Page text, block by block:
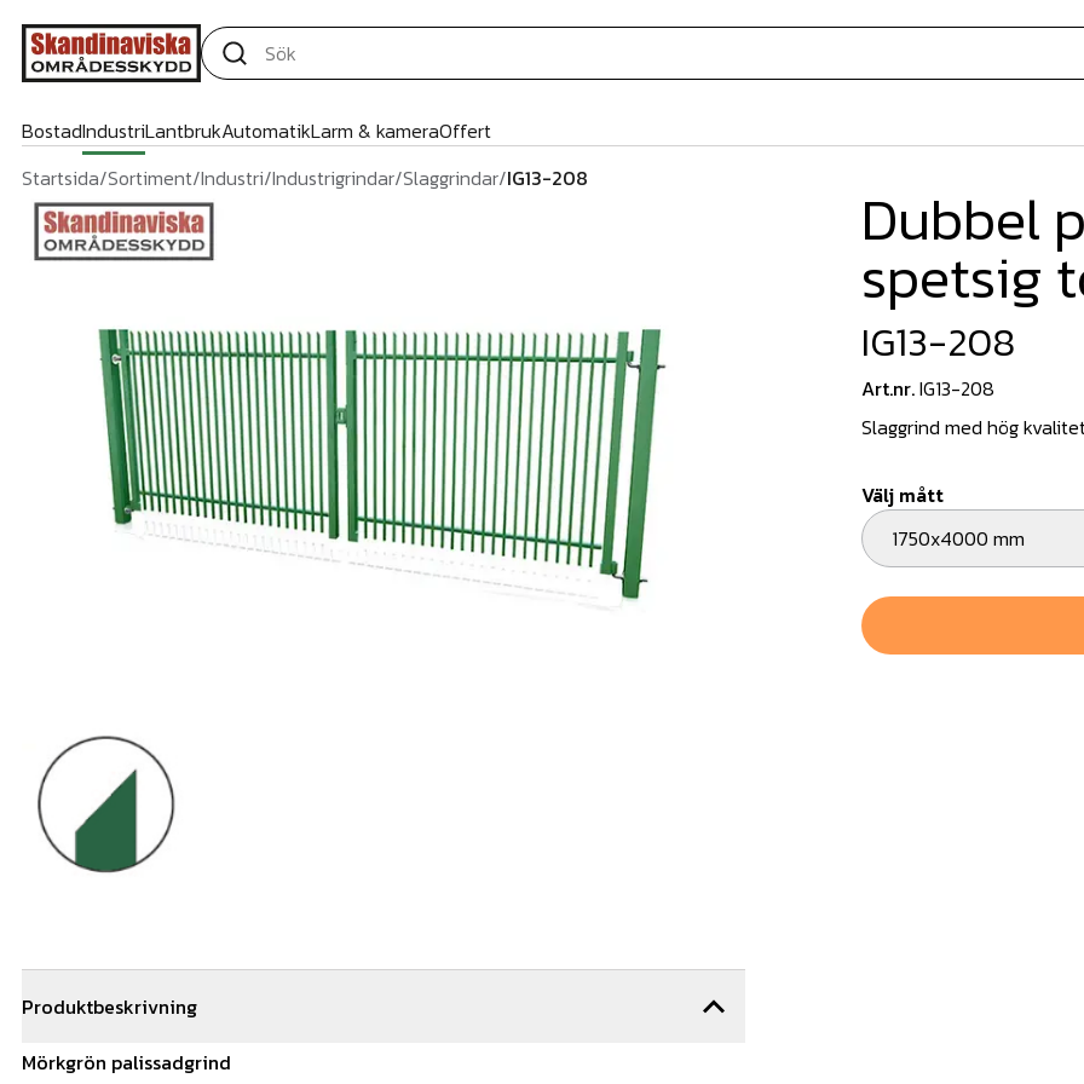
BostadIndustriLantbrukAutomatikLarm & kameraOffert
Startsida/Sortiment/Industri/Industrigrindar/Slaggrindar/IG13-208
Produktbeskrivning
Mörkgrön palissadgrind
Dubbel
spetsig
IG13-208
Art.nr.IG13-208
Slaggrind med hög
Välj mått
1750x4000 mm